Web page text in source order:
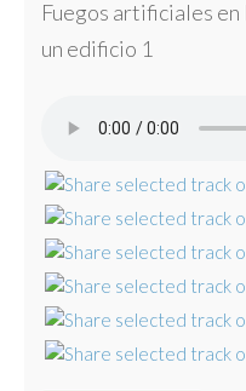
Fuegos artificiales
un edificio 1